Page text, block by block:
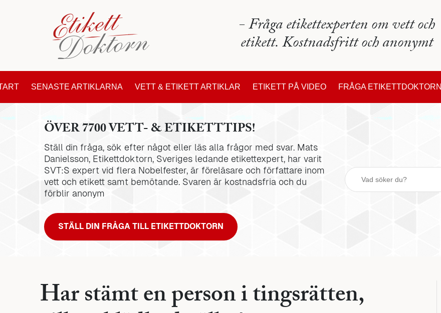
- Fråga etikettexperten om vett och
etikett. Kostnadsfritt och anonymt
SENASTE ARTIKLARNA VETT & ETIKETT ARTIKLAR ETIKETT PÅ VIDEO FRÅGA ETIKETTDOKTORN
ÖVER 7700 VETT- & ETIKETTTIPS!
Ställ din fråga, sök efter något eller läs alla frågor med svar. Mats
Danielsson, Etikettdoktorn, Sveriges ledande etikettexpert, har varit
SVT:S expert vid flera Nobelfester, är föreläsare och författare inom
vett och etikett samt bemötande. Svaren är kostnadsfria och du
förblir anonym
STÄLL DIN FRÅGA TILL ETIKETTDOKTORN
Har stämt en person i tingsrätten,